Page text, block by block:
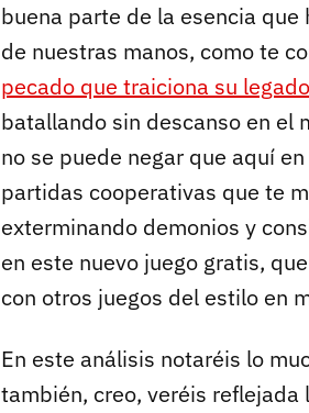
buena parte de la esencia
de nuestras manos, como te
pecado que traiciona su legado
batallando sin descanso en el
no se puede negar que aquí
partidas cooperativas que te
exterminando demonios y
en este nuevo juego gratis,
con otros juegos del estilo en
En este análisis notaréis lo
también, creo, veréis